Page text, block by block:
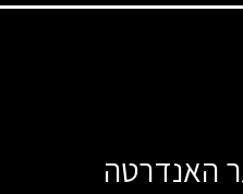
האנדרטה